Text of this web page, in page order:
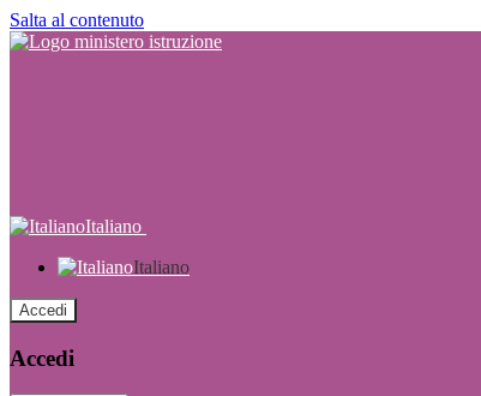
Salta al contenuto
Italiano
Italiano
Accedi
Accedi